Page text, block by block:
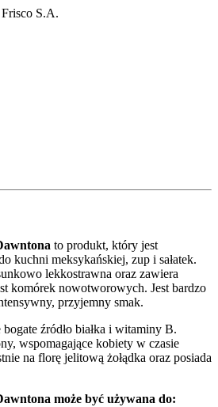
S.A.
to produkt, który jest
kuchni meksykańskiej, zup i sałatek.
lekkostrawna oraz zawiera
komórek nowotworowych. Jest bardzo
przyjemny smak.
bogate źródło białka i witaminy B.
wspomagające kobiety w czasie
na florę jelitową żołądka oraz posiada
może być używana do: